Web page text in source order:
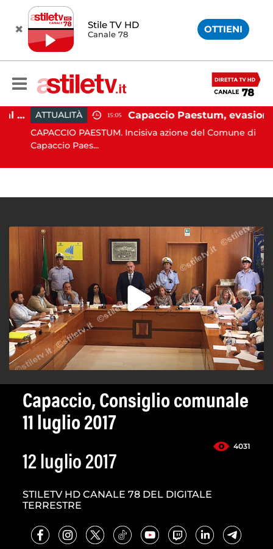
Stile TV HD
Canale 78 OTTIENI
Paestum, Codacons scrive al ministro Giuli: "Rilanciare scavi dell'Anfiteatro nell'area archeologica" ATTUALITÀ 15:05 Capaccio Paestum, evasione tassa di soggiorno: scoperte 49 strutture fantasma, elevate 132 sanzioni
CAPACCIO PAESTUM. Incisiva azione del Comune di
Capaccio Paes...
Capaccio, Consiglio comunale
11 luglio 2017
4031
12 luglio 2017
STILETV HD CANALE 78 DEL DIGITALE
TERRESTRE